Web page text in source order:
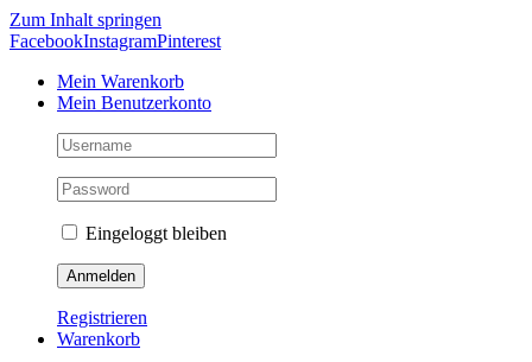
Zum Inhalt springen
FacebookInstagramPinterest
Mein Warenkorb
Mein Benutzerkonto
Eingeloggt bleiben
Registrieren
Warenkorb